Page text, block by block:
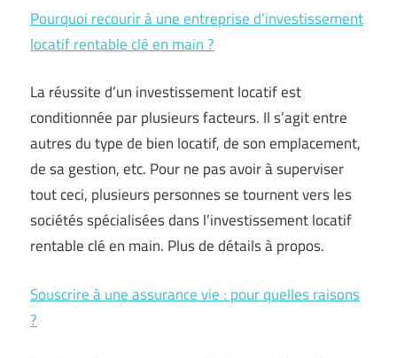
Pourquoi recourir à une entreprise d’investissement
locatif rentable clé en main ?
La réussite d’un investissement locatif est
conditionnée par plusieurs facteurs. Il s’agit entre
autres du type de bien locatif, de son emplacement,
de sa gestion, etc. Pour ne pas avoir à superviser
tout ceci, plusieurs personnes se tournent vers les
sociétés spécialisées dans l’investissement locatif
rentable clé en main. Plus de détails à propos.
Souscrire à une assurance vie : pour quelles raisons
?